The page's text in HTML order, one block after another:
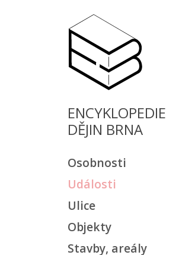
ENCYKLOPEDIE
DĚJIN BRNA
Osobnosti
Události
Ulice
Objekty
Stavby, areály